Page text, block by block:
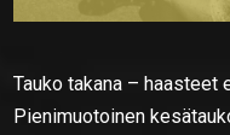
Tauko takana – haasteet
Pienimuotoinen